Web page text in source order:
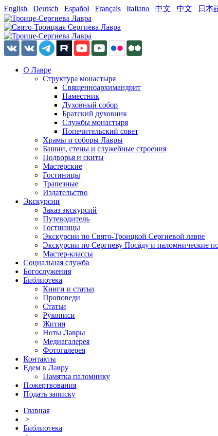
English Deutsch Español Français Italiano 中文 中文 日本
О Лавре
Структура монастыря
Священноархимандрит
Наместник
Духовный собор
Братский духовник
Службы монастыря
Попечительский совет
Храмы и соборы Лавры
Башни, стены и служебные строения
Подворья и скиты
Мастерские
Гостиницы
Трапезные
Издательство
Экскурсии
Заказ экскурсий
Путеводитель
Гостиницы
Экскурсии по Свято-Троицкой Сергиевой лавре
Экскурсии по Сергиеву Посаду и паломнические
Мастер-классы
Социальная служба
Богослужения
Библиотека
Книги и статьи
Проповеди
Статьи
Рукописи
Жития
Ноты Лавры
Медиагалерея
Фотогалерея
Контакты
Едем в Лавру
Памятка паломнику
Пожертвования
Подать записку
Главная
>
Библиотека